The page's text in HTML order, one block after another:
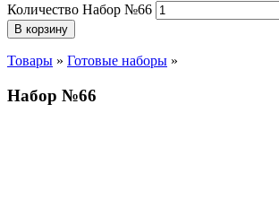
Количество Набор №66
В корзину
Товары » Готовые наборы »
Набор №66